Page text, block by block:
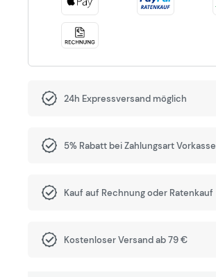
24h Expressversand möglich
5% Rabatt bei Zahlungsart Vorkasse
Kauf auf Rechnung oder Ratenkauf
Kostenloser Versand ab 79 €